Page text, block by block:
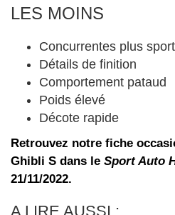
LES MOINS
Concurrentes plus
Détails de finition
Comportement pataud
Poids élevé
Décote rapide
Retrouvez notre fiche
Ghibli S dans le Sport Auto
21/11/2022.
A LIRE AUSSI :